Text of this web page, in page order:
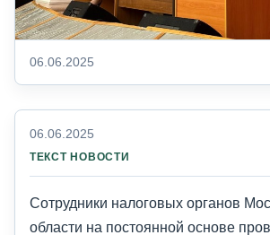
06.06.2025
06.06.2025
ТЕКСТ НОВОСТИ
Сотрудники налоговых органов
области на постоянной основе